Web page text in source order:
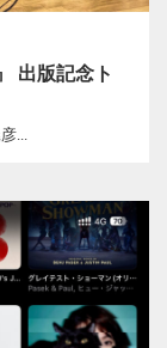
出版記念ト
...